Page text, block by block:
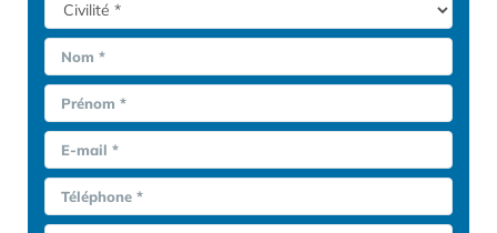
Nom *
Prénom *
E-mail *
Téléphone *